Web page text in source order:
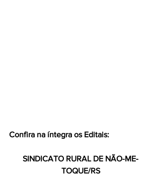
Confira na íntegra os Editais:
SINDICATO RURAL DE NÃO-ME-
TOQUE/RS